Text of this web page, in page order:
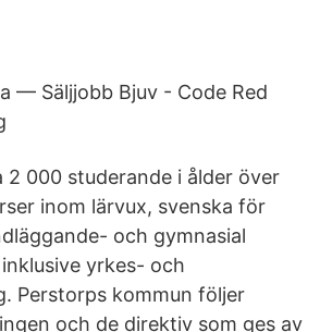
— Säljjobb Bjuv - Code Red
2 000 studerande i ålder över
inom lärvux, svenska för
och gymnasial
yrkes- och
Perstorps kommun följer
och de direktiv som ges av